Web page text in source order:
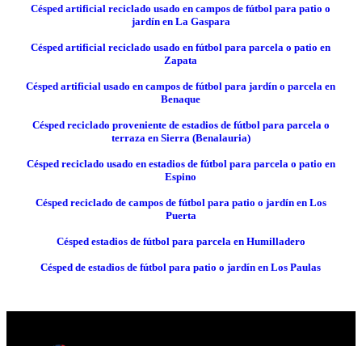
Césped artificial reciclado usado en campos de fútbol para patio o
jardín en La Gaspara
Césped artificial reciclado usado en fútbol para parcela o patio en
Zapata
Césped artificial usado en campos de fútbol para jardín o parcela en
Benaque
Césped reciclado proveniente de estadios de fútbol para parcela o
terraza en Sierra (Benalauria)
Césped reciclado usado en estadios de fútbol para parcela o patio en
Espino
Césped reciclado de campos de fútbol para patio o jardín en Los
Puerta
Césped estadios de fútbol para parcela en Humilladero
Césped de estadios de fútbol para patio o jardín en Los Paulas